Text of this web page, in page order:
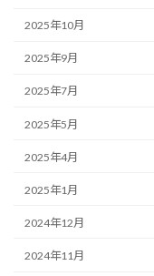
2025年10月
2025年9月
2025年7月
2025年5月
2025年4月
2025年1月
2024年12月
2024年11月